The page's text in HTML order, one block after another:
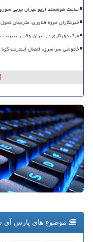
ساعت هوشمند اوپو میزان چربی
خبرنگاران حوزه فناوری، مترجمان
مرگ دورکاری در ایران وقتی اینترنت
خاموشی سراسری، اتصال اینترنت
موضوع های پارس